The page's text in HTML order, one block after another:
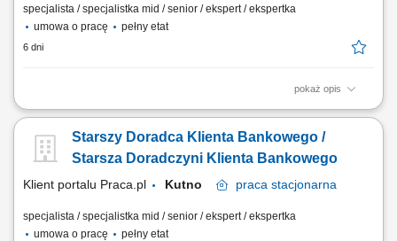
specjalista / specjalistka mid / senior / ekspert / ekspertka
umowa o pracę
pełny etat
6 dni
pokaż opis
Analiza potrzeb finansowych klientów indywidualnych oraz sektora MŚP
nowych klientów oraz budowanie długoterminowych relacji
biznesowych; Sprzedaż produktów i usług bankowych, w tym funduszy
Starszy Doradca Klienta Bankowego /
Starsza Doradczyni Klienta Bankowego
Klient portalu Praca.pl Kutno praca stacjonarna
specjalista / specjalistka mid / senior / ekspert / ekspertka
umowa o pracę
pełny etat